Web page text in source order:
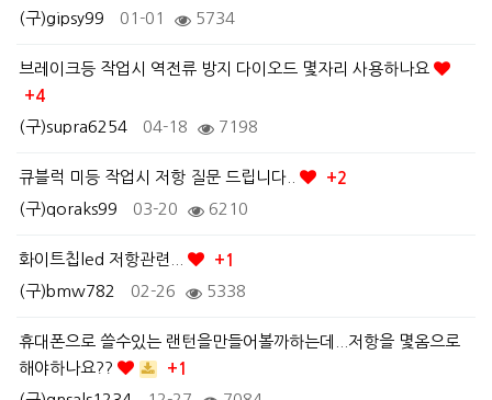
(구)gipsy99
01-01 5734
브레이크등 작업시 역전류 방지 다이오드 몇자리 사용하나요
+4
(구)supra6254
04-18 7198
큐블럭 미등 작업시 저항 질문 드립니다..
+2
(구)qoraks99
03-20 6210
화이트칩led 저항관련...
+1
(구)bmw782
02-26 5338
휴대폰으로 쓸수있는 랜턴을만들어볼까하는데...저항을 몇옴으로
해야하나요??
+1